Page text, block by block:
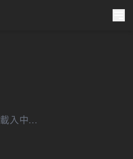
載入中...